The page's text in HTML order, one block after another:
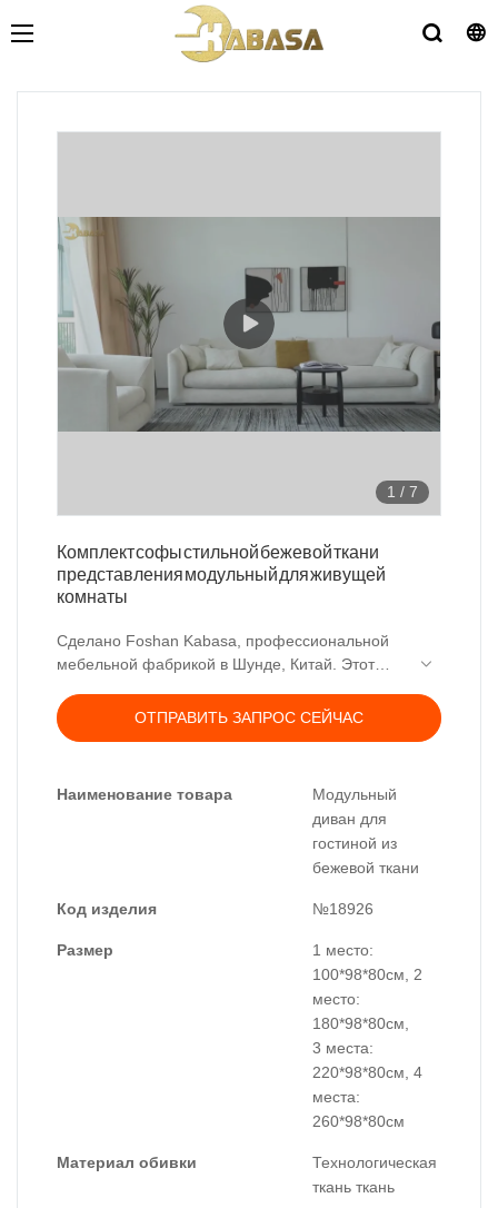
1 / 7
Комплект софы стильной бежевой ткани
представления модульный для живущей
комнаты
Сделано Foshan Kabasa, профессиональной
мебельной фабрикой в ​​Шунде, Китай. Этот
формальной элегантности, с прямыми
сиденьями и прочной подушкой для сидения,
ОТПРАВИТЬ ЗАПРОС СЕЙЧАС
Наименование товара
Модульный
диван для
гостиной из
бежевой ткани
Код изделия №18926
Размер
1 место:
100*98*80см, 2
место:
180*98*80см,
3 места:
220*98*80см, 4
места:
260*98*80см
Материал обивки
Технологическая
ткань ткань